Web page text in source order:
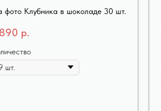
фото Клубника в шоколаде 30 шт.
р.